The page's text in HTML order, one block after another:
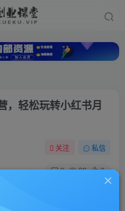
，轻松玩转小红书月
关注 私信
0 38 0
玩转小红书月赚过万